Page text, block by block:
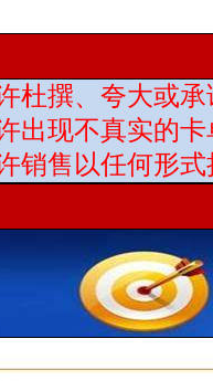
杜撰、夸大或
出现不真实的
销售以任何形